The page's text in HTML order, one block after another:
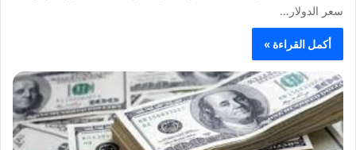
سعر الدولار…
أكمل القراءة »